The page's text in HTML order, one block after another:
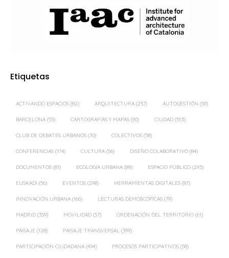
Etiquetas
ACTIVANDO ESPACIOS (82) ARQUITECTURA (257) AUTOGESTIÓN (59)
BARCELONA (55) CARTOGRAFÍAS Y MAPAS (90) CIUDAD (553)
CLUB DE DEBATES URBANOS (70) COLECTIVOS (58)
CONFERENCIAS (174) CULTURA (56) DISEÑO COLABORATIVO (84)
DOCUMENTOS (81) ECOLOGÍA URBANA (89) ESPACIO PÚBLICO (293)
EUSKADI (56) EVENTOS (298) HERRAMIENTAS DIGITALES (87)
INNOVACIÓN URBANA (166) LECTURAS DEMOSCÓPICAS (79)
MADRID (359) MOVILIDAD (57) ORDENACIÓN DEL TERRITORIO (61)
PAISAJE (128) PAISAJE TRANSVERSAL (399)
PARTICIPACIÓN CIUDADANA (494) PROCESOS PARTICIPATIVOS (58)